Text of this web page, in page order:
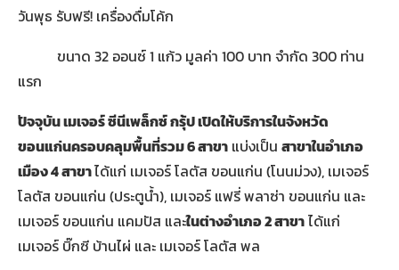
วันพุธ รับฟรี! เครื่องดื่มโค้ก
ขนาด 32 ออนซ์ 1 แก้ว มูลค่า 100 บาท จำกัด 300 ท่าน
แรก
ปัจจุบัน เมเจอร์ ซีนีเพล็กซ์ กรุ้ป เปิดให้บริการในจังหวัด
ขอนแก่นครอบคลุมพื้นที่รวม 6 สาขา แบ่งเป็น สาขาในอำเภอ
เมือง 4 สาขาได้แก่ เมเจอร์ โลตัส ขอนแก่น (โนนม่วง), เมเจอร์
โลตัส ขอนแก่น (ประตูน้ำ), เมเจอร์ แฟรี่ พลาซ่า ขอนแก่น และ
เมเจอร์ ขอนแก่น แคมปัส และในต่างอำเภอ 2 สาขาได้แก่
เมเจอร์ บิ๊กซี บ้านไผ่ และ เมเจอร์ โลตัส พล